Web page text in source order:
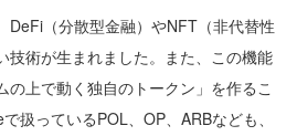
DeFi（分散型金融）やNFT（非代替性
技術が生まれました。また、この機能
の上で動く独自のトークン」を作るこ
扱っているPOL、OP、ARBなども、